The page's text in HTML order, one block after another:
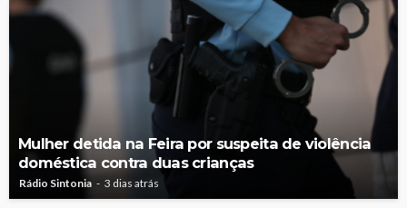
Mulher detida na Feira por suspeita de violência
doméstica contra duas crianças
Rádio Sintonia 3 dias atrás